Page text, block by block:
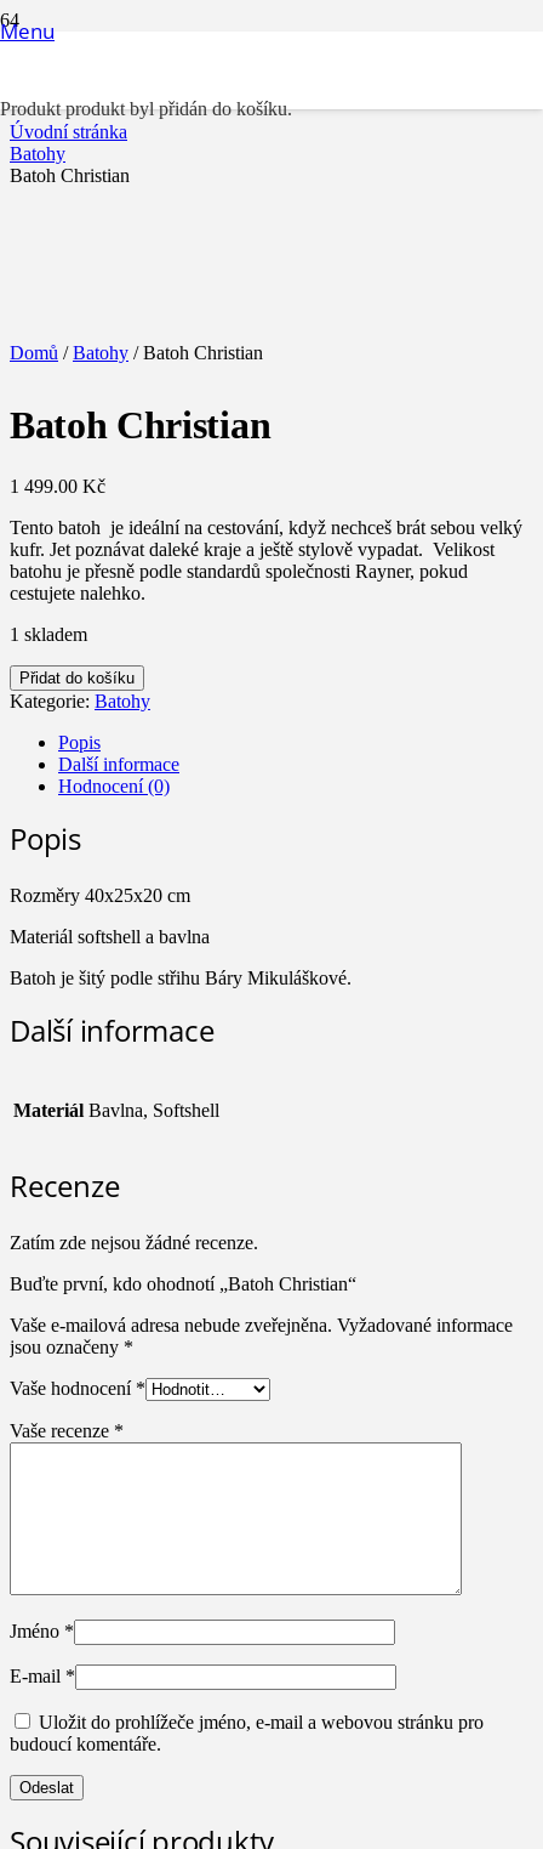
Menu
Produktprodukt byl přidán do košíku.
Úvodní stránka
Batohy
Batoh Christian
Domů /Batohy / Batoh Christian
Batoh Christian
1 499.00 Kč
Tento batoh je ideální na cestování, když nechceš brát sebou velký
kufr. Jet poznávat daleké kraje a ještě stylově vypadat. Velikost
batohu je přesně podle standardů společnosti Rayner, pokud
cestujete nalehko.
1 skladem
Batoh
Christian
množství
Přidat do košíku
Kategorie: Batohy
Popis
Další informace
Hodnocení (0)
Popis
Rozměry 40x25x20 cm
Materiál softshell a bavlna
Batoh je šitý podle střihu Báry Mikuláškové.
Další informace
Materiál Bavlna, Softshell
Recenze
Zatím zde nejsou žádné recenze.
Buďte první, kdo ohodnotí „Batoh Christian“
Vaše e-mailová adresa nebude zveřejněna. Vyžadované informace
jsou označeny *
Vaše hodnocení *
Vaše recenze *
Jméno *
E-mail *
Uložit do prohlížeče jméno, e-mail a webovou stránku pro
budoucí komentáře.
Související produkty